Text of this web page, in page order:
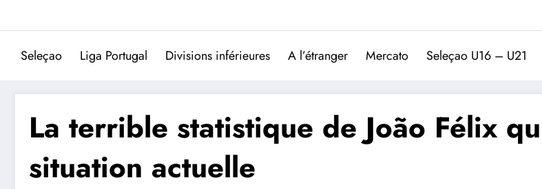
Trivela
L'actualité
Seleçao Liga Portugal Divisions inférieures A l’étranger Mercato Seleçao U16 – U21
La terrible statistique de João Félix
situation actuelle